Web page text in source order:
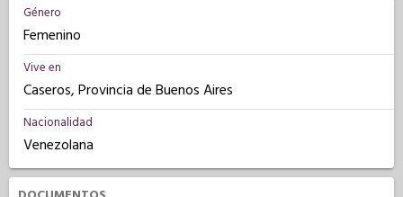
Género
Femenino
Vive en
Caseros, Provincia de Buenos Aires
Nacionalidad
Venezolana